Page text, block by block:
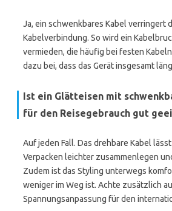
Ja, ein schwenkbares Kabel verringert
Kabelverbindung. So wird ein
vermieden, die häufig bei festen
dazu bei, dass das Gerät insgesamt
Ist ein Glätteisen mit
für den Reisegebrauch gut
Auf jeden Fall. Das drehbare Kabel
Verpacken leichter zusammenlegen
Zudem ist das Styling unterwegs
weniger im Weg ist. Achte zusätzlich
Spannungsanpassung für den